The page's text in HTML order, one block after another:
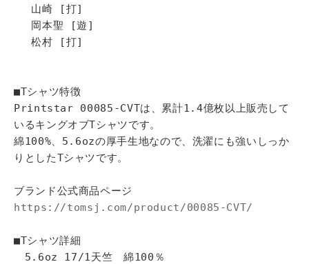
山崎 [打]
岡本聖 [遊]
松村 [打]
■Tシャツ特徴
Printstar 00085-CVTは、累計1.4億枚以上販売して
いるキングオブTシャツです。
綿100%、5.6ozの厚手生地なので、洗濯にも強いしっか
りとしたTシャツです。
ブランド公式商品ページ
https://tomsj.com/product/00085-CVT/
■Tシャツ詳細
5.6oz 17/1天竺 綿100％